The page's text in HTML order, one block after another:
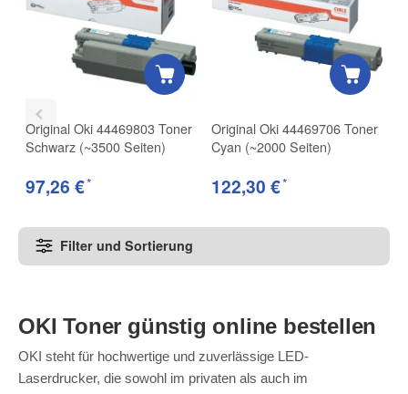
Original Oki 44469803 Toner
Schwarz (~3500 Seiten)
97,26 €*
Original Oki 44469706 Toner
Cyan (~2000 Seiten)
122,30 €*
Filter und Sortierung
OKI Toner günstig online bestellen
OKI steht für hochwertige und zuverlässige LED-
Laserdrucker, die sowohl im privaten als auch im